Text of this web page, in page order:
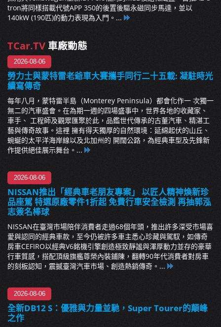
tron將同樣搭載代號APP 350的後置後驅永磁同步馬達，並以
140kW (190匹)的動力表現為入門。...
TCar.TV 車廠動態
2026-08-06
勞力士與蒙特雷老爺車大賽攜手同行二十五載: 凝駐時光
續寫傳奇
每年八月，蒙特雷半島（Monterey Peninsula）都會化作一 次獨一
無二的汽車盛會。在為期一週的四場盛事中，世界各地的收藏家、
車手、 工程師及觀眾匯聚於此，品鑑世代傳承的古董汽車、精湛工
藝與傳奇故事。這裡 擁有得天獨厚的自然環境：延綿起伏的山丘、
蜿蜒的太平洋海岸線以及北加州的 開闊公路，為經典車型及先鋒新
作提供絕佳展示舞台。...
2026-08-06
NISSAN推出「經典車老朋友專案」 以匠人精神煥新珍
品座駕 特選原廠零件1折起 免費行車安全檢測 再抽郭泓
志簽名棒球
NISSAN在臺灣市場陪伴消費者走過68個年頭，推出許多深受市場喜
愛與認同的經典車款，至今仍被許多車主悉心珍藏與駕馭，如傳奇
房車CEFIRO以經典V6銘機引擎創造極致靜謐與渾厚動力並存的豪華
行車質感，搭配頂級旗艦尊榮內裝鋪陳，翻轉90年代消費者對房車
的刻板認知，震撼臺灣汽車市場、創造熱銷傳奇。...
2026-08-06
全新DB12 S：優雅與力量並馳，Super Tourer的顛峰
之作